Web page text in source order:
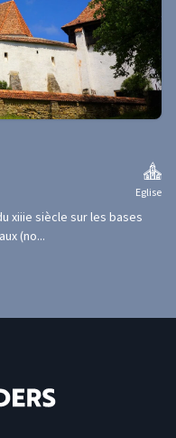
Eglise
xiiie siècle sur les bases
(no...